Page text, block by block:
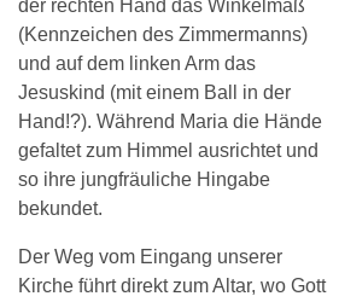
der rechten Hand das Winkelmaß
(Kennzeichen des Zimmermanns)
und auf dem linken Arm das
Jesuskind (mit einem Ball in der
Hand!?). Während Maria die Hände
gefaltet zum Himmel ausrichtet und
so ihre jungfräuliche Hingabe
bekundet.
Der Weg vom Eingang unserer
Kirche führt direkt zum Altar, wo Gott